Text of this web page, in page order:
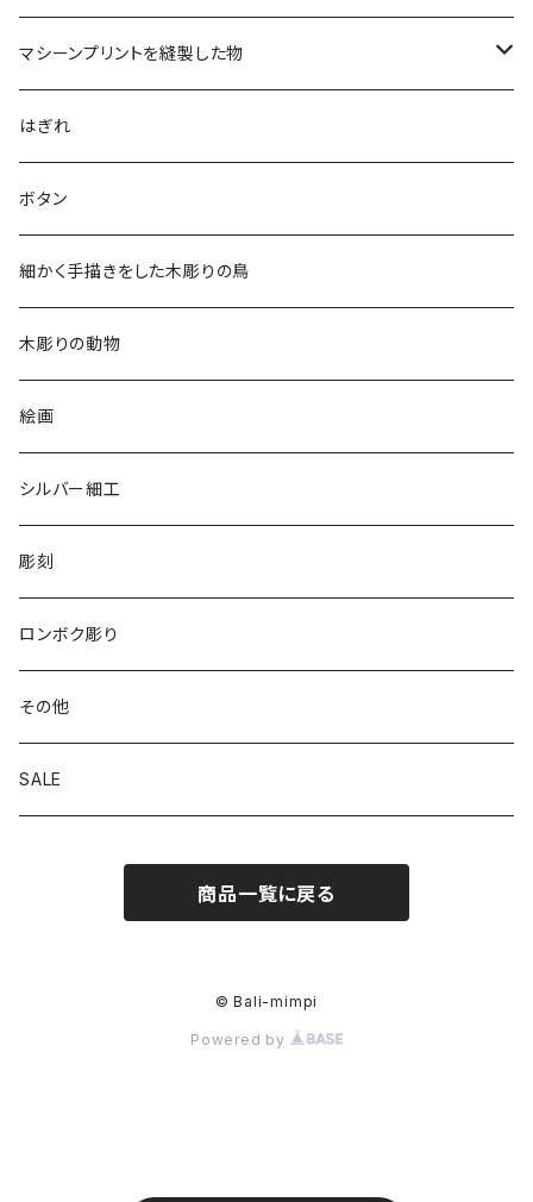
マシーンプリントを縫製した物
アロハシャツ
2018
2019
ドレスシャツ
チュニック
リバーシブル 帽子
リバーシブル エコバッグ
はぎれ
ボタン
細かく手描きをした木彫りの鳥
木彫りの動物
絵画
シルバー細工
彫刻
ロンボク彫り
その他
SALE
商品一覧に戻る
© Bali-mimpi
Powered by